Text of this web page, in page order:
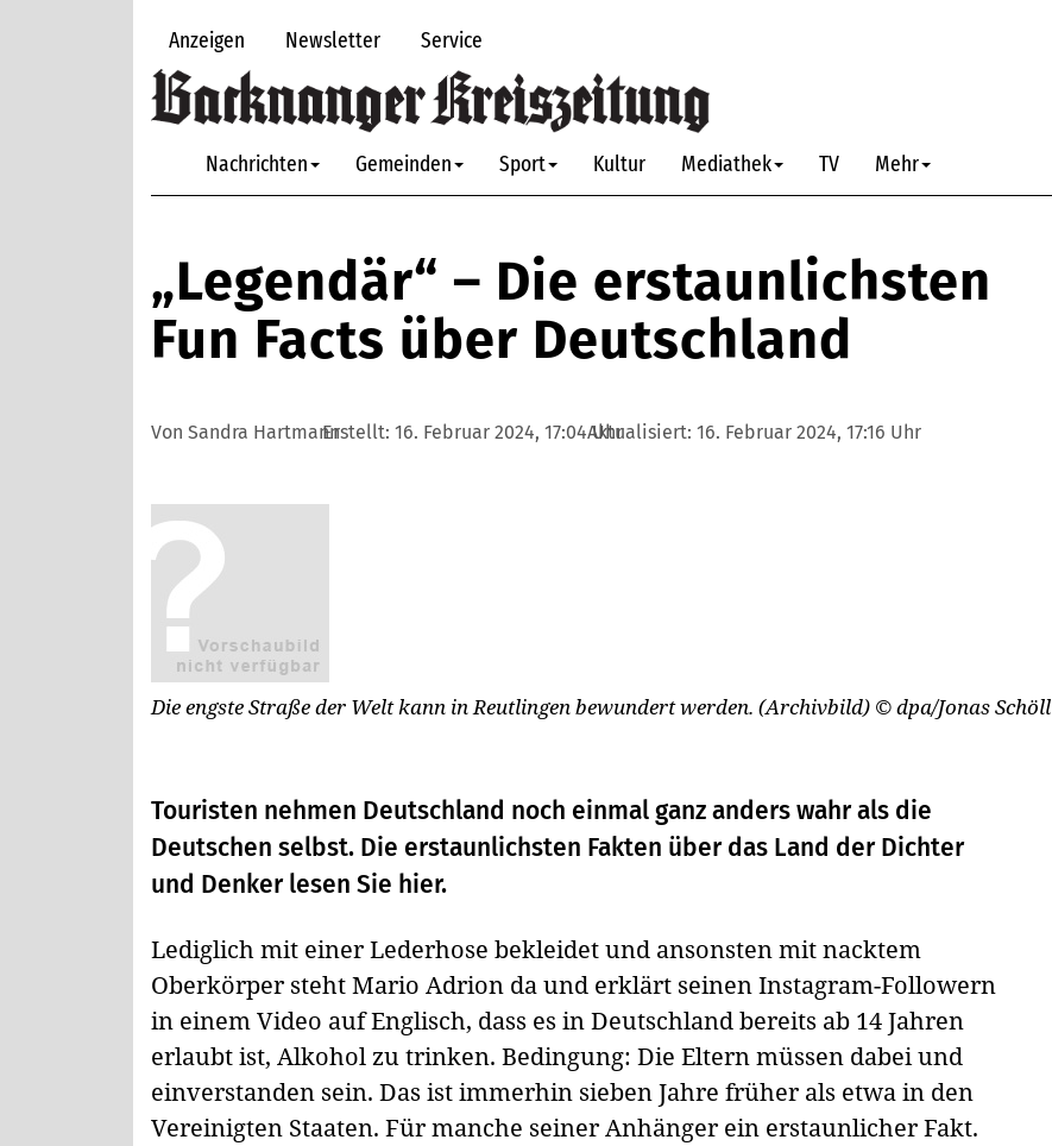
Anzeigen Newsletter Service
Nachrichten Gemeinden Sport Kultur Mediathek TV Mehr
„Legendär“ – Die erstaunlichsten
Fun Facts über Deutschland
Von Sandra HartmannErstellt: 16. Februar 2024, 17:04 UhrAktualisiert: 16. Februar 2024, 17:16 Uhr
Die engste Straße der Welt kann in Reutlingen bewundert werden. (Archivbild) © dpa/Jonas Schöll
Touristen nehmen Deutschland noch einmal ganz anders wahr als die
Deutschen selbst. Die erstaunlichsten Fakten über das Land der Dichter
und Denker lesen Sie hier.
Lediglich mit einer Lederhose bekleidet und ansonsten mit nacktem
Oberkörper steht Mario Adrion da und erklärt seinen Instagram-Followern
in einem Video auf Englisch, dass es in Deutschland bereits ab 14 Jahren
erlaubt ist, Alkohol zu trinken. Bedingung: Die Eltern müssen dabei und
einverstanden sein. Das ist immerhin sieben Jahre früher als etwa in den
Vereinigten Staaten. Für manche seiner Anhänger ein erstaunlicher Fakt.